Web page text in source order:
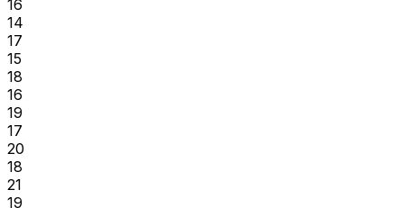
16
14
17
15
18
16
19
17
20
18
21
19